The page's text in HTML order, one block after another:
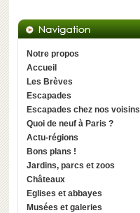
Notre propos
Accueil
Les Brèves
Escapades
Escapades chez nos voisins
Quoi de neuf à Paris ?
Actu-régions
Bons plans !
Jardins, parcs et zoos
Châteaux
Eglises et abbayes
Musées et galeries